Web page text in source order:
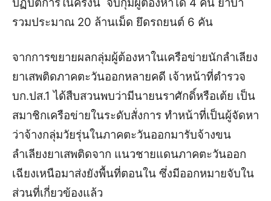
ปฏิบัติการในครั้งนี้ จับกุมผู้ต้องหาได้ 4 คน ยาบ้า
รวมประมาณ 20 ล้านเม็ด ยึดรถยนต์ 6 คัน
จากการขยายผลกลุ่มผู้ต้องหาในเครือข่ายนักลำเลียง
ยาเสพติดภาคตะวันออกหลายคดี เจ้าหน้าที่ตำรวจ
บก.ปส.1 ได้สืบสวนพบว่ามีนายนราศักดิ์หรือเต้ย เป็น
สมาชิกเครือข่ายในระดับสั่งการ ทำหน้าที่เป็นผู้จัดหา
ว่าจ้างกลุ่มวัยรุ่นในภาคตะวันออกมารับจ้างขน
ลำเลียงยาเสพติดจาก แนวชายแดนภาคตะวันออก
เฉียงเหนือมาส่งยังพื้นที่ตอนใน ซึ่งมีออกหมายจับใน
ส่วนที่เกี่ยวข้องแล้ว